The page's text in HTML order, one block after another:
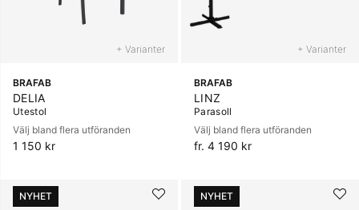
+ Varianter
BRAFAB
DELIA
Utestol
Välj bland flera utföranden
1 150 kr
+ Varianter
BRAFAB
LINZ
Parasoll
Välj bland flera utföranden
fr. 4 190 kr
NYHET NYHET